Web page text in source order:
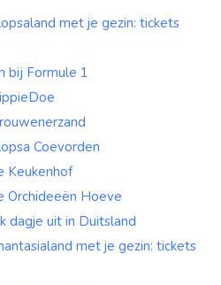
met je gezin: tickets
bij Formule 1
Coevorden
Keukenhof
Orchideeën Hoeve
dagje uit in Duitsland
met je gezin: tickets